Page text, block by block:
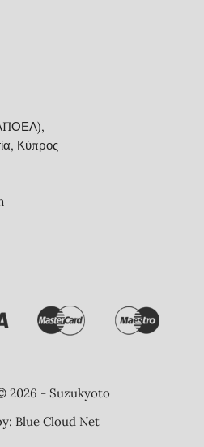
Κύπρος
2026 - Suzukyoto
Blue Cloud Net